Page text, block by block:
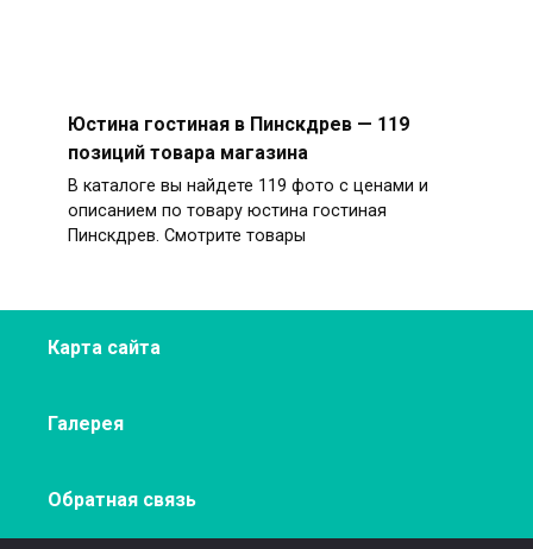
Юстина гостиная в Пинскдрев — 119
позиций товара магазина
В каталоге вы найдете 119 фото с ценами и
описанием по товару юстина гостиная
Пинскдрев. Смотрите товары
Карта сайта
Галерея
Обратная связь